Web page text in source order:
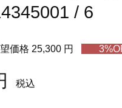
/ 6
価格 25,300 円
税込